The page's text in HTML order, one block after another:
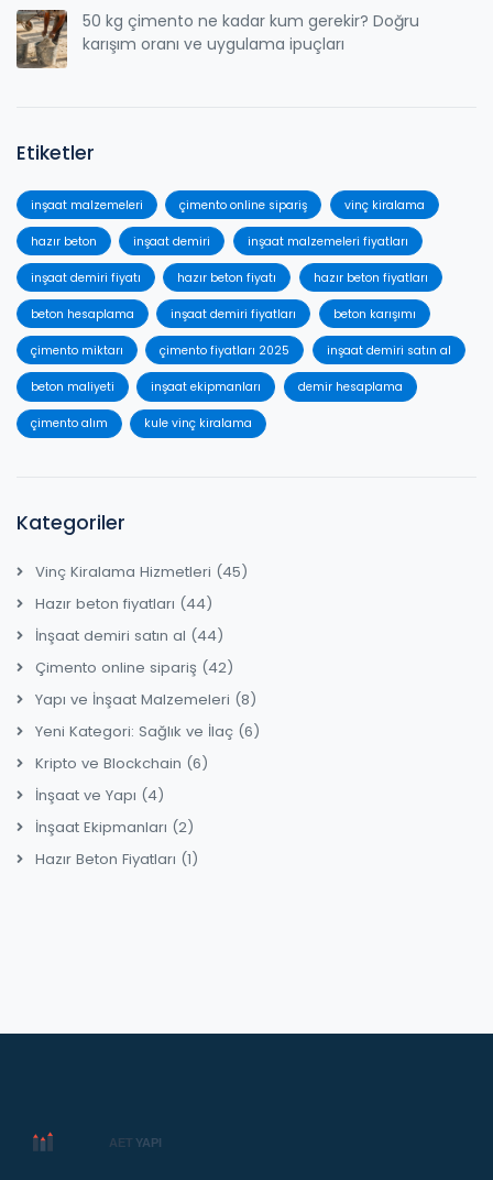
50 kg çimento ne kadar kum gerekir? Doğru
karışım oranı ve uygulama ipuçları
Etiketler
inşaat malzemeleri çimento online sipariş vinç kiralama
hazır beton inşaat demiri inşaat malzemeleri fiyatları
inşaat demiri fiyatı hazır beton fiyatı hazır beton fiyatları
beton hesaplama inşaat demiri fiyatları beton karışımı
çimento miktarı çimento fiyatları 2025 inşaat demiri satın al
beton maliyeti inşaat ekipmanları demir hesaplama
çimento alım kule vinç kiralama
Kategoriler
Vinç Kiralama Hizmetleri (45)
Hazır beton fiyatları (44)
İnşaat demiri satın al (44)
Çimento online sipariş (42)
Yapı ve İnşaat Malzemeleri (8)
Yeni Kategori: Sağlık ve İlaç (6)
Kripto ve Blockchain (6)
İnşaat ve Yapı (4)
İnşaat Ekipmanları (2)
Hazır Beton Fiyatları (1)